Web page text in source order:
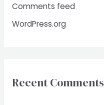
Comments feed
WordPress.org
Recent Comments